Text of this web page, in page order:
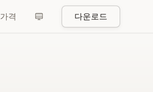
가격 다운로드